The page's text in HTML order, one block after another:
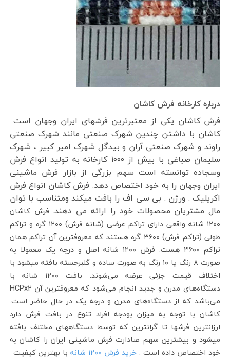
درباره کارخانه فرش کاشان
فرش کاشان یکی از معتبرترین فرشهای ایران وجهان است
کاشان با داشتن چندین شهرک صنعتی مانند شهرک صنعتی
راوند و شهرک صنعتی آران و بیدگل شهرک امیر کبیر ، شهرک
سلیمان صباغی با بیش از ۱۰۰۰ کارخانه به تولید انواع فرش
وسجاده توانسته است سهم بزرگی از بازار فرش ماشینی
ایران وجهان را به خود اختصاص دهد. فرش کاشان انواع فرش
اکریلیک . ورژن . بی سی اف را بافت میکند ومتناسب با توان
مال مشتریان محصولات خود را ارائه می دهند. فرش کاشان
۱۲۰۰ شانه واقعی دارای تراکم عرضی (شانه فرش) ۱۲۰۰ گره و تراکم
طولی (تراکم فرش) ۳۶۰۰ گره هستند که معروفترین آن تراکم همان
تراکم ۳۶۰۰ هست. فرش ۱۲۰۰ شانه اصل و درجه یک معمولا به
صورت ۸ رنگ یا ۱۰ رنگ به صورت ساده و گلبرجسته بافته میشود با
اختلاف قیمت جزئی عرضه می‌شوند. بافت ۱۲۰۰ شانه با
دستگاه‌های مدرن و جدید انجام می‌شود که معروفترین آن HCPx2
می‌باشد که از دستگاه‌های مدرن و درجه یک در حال حاضر است.
کاشان با توجه به میزان بودجه افراد تنوع در بافت فرش دارد
ارزانترین فرشها تا گرانترین که توسط دستگاههای مختلف بافته
میشود و بیشترین سهم صادارت فرش ماشینی ایران را کاشان به
خود اختصاص داده است . خرید فرش ۱۲۰۰ شانه با بهترین کیفیت